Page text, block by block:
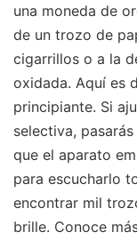
una moneda de
de un trozo de
cigarrillos o a la
oxidada. Aquí es
principiante. Si
selectiva,
que el aparato
para escucharlo
encontrar mil
brille. Conoce